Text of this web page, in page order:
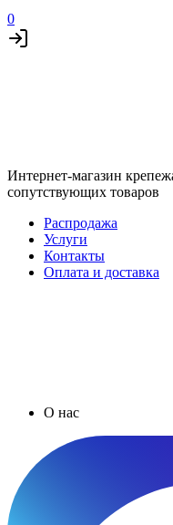
0
Интернет-магазин
сопутствующих товаров
Распродажа
Услуги
Контакты
Оплата и доставка
О нас